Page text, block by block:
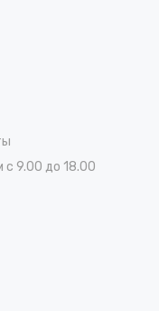
9.00 до 18.00